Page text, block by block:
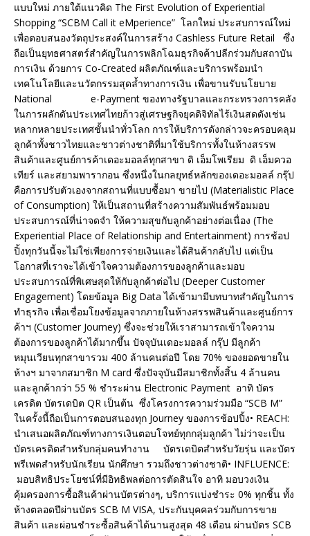
แบบใหม่ ภายใต้แนวคิด The First Evolution of Experiential
Shopping “SCBM Call it eMperience” โลกใหม่ ประสบการณ์ใหม่
เพื่อตอบสนองวัตถุประสงค์ในการสร้าง Cashless Future Retail ซึ่ง
ถือเป็นยุทธศาสตร์สำคัญในการพลิกโฉมธุรกิจค้าปลีกร่วมกับสถาบัน
การเงิน ด้วยการ Co-Created ผลิตภัณฑ์และบริการพร้อมนำ
เทคโนโลยีและนวัตกรรมสุดล้ำทางการเงิน เพื่อขานรับนโยบาย
National e-Payment ของทางรัฐบาลและกระทรวงการคลัง
ในการผลักดันประเทศไทยก้าวสู่เศรษฐกิจยุคดิจิทัลไร้เงินสดดังเช่น
หลากหลายประเทศชั้นนำทั่วโลก การให้บริการดังกล่าวจะครอบคลุม
ลูกค้าทั้งชาวไทยและชาวต่างชาติที่มาใช้บริการทั้งในห้างสรรพ
สินค้าและศูนย์การค้าเดอะมอลล์ทุกสาขา ดิ เอ็มโพเรียม ดิ เอ็มควอ
เทียร์ และสยามพารากอน ซึ่งหนึ่งในกลยุทธ์หลักของเดอะมอลล์ กรุ๊ป
คือการปรับตัวเองจากสถานที่แบบซื้อมา ขายไป (Materialistic Place
of Consumption) ให้เป็นสถานที่สร้างความสัมพันธ์พร้อมมอบ
ประสบการณ์ที่น่าจดจำ ให้ความสุขกับลูกค้าอย่างต่อเนื่อง (The
Experiential Place of Relationship and Entertainment) การช้อป
ปิ้งทุกวันนี้จะไม่ใช่เพียงการจ่ายเงินและได้สินค้ากลับไป แต่เป็น
โอกาสที่เราจะได้เข้าใจความต้องการของลูกค้าและมอบ
ประสบการณ์ที่พิเศษสุดให้กับลูกค้าต่อไป (Deeper Customer
Engagement) โดยข้อมูล Big Data ได้เข้ามามีบทบาทสำคัญในการ
ทำธุรกิจ เพื่อเชื่อมโยงข้อมูลจากภายในห้างสรรพสินค้าและศูนย์การ
ค้าฯ (Customer Journey) ซึ่งจะช่วยให้เราสามารถเข้าใจความ
ต้องการของลูกค้าได้มากขึ้น ปัจจุบันเดอะมอลล์ กรุ๊ป มีลูกค้า
หมุนเวียนทุกสาขารวม 400 ล้านคนต่อปี โดย 70% ของยอดขายใน
ห้างฯ มาจากสมาชิก M card ซึ่งปัจจุบันมีสมาชิกทั้งสิ้น 4 ล้านคน
และลูกค้ากว่า 55 % ชำระผ่าน Electronic Payment อาทิ บัตร
เครดิต บัตรเดบิต QR เป็นต้น ซึ่งโครงการความร่วมมือ “SCB M”
ในครั้งนี้ถือเป็นการตอบสนองทุก Journey ของการช้อปปิ้ง• REACH:
นำเสนอผลิตภัณฑ์ทางการเงินตอบโจทย์ทุกกลุ่มลูกค้า ไม่ว่าจะเป็น
บัตรเครดิตสำหรับกลุ่มคนทำงาน บัตรเดบิตสำหรับวัยรุ่น และบัตร
พรีเพดสำหรับนักเรียน นักศึกษา รวมถึงชาวต่างชาติ• INFLUENCE:
มอบสิทธิประโยชน์ที่มีอิทธิพลต่อการตัดสินใจ อาทิ มอบวงเงิน
คุ้มครองการซื้อสินค้าผ่านบัตรต่างๆ, บริการแบ่งชำระ 0% ทุกชิ้น ทั้ง
ห้างตลอดปีผ่านบัตร SCB M VISA, ประกันบุคคลร่วมกับการขาย
สินค้า และผ่อนชำระซื้อสินค้าได้นานสูงสุด 48 เดือน ผ่านบัตร SCB